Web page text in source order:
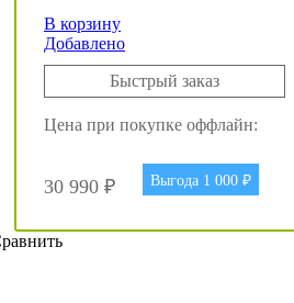
В корзину
Добавлено
Быстрый заказ
Цена при покупке оффлайн:
30 990 ₽ Выгода 1 000 ₽